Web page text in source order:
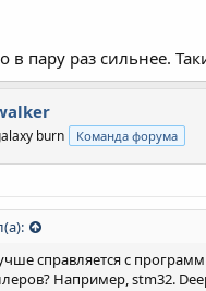
в пару раз сильнее.
burn Команда форума
справляется с
Например, stm32.